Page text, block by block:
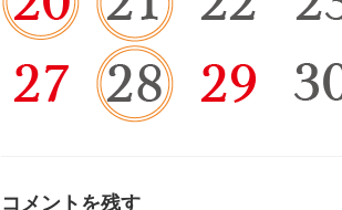
コメントを残す